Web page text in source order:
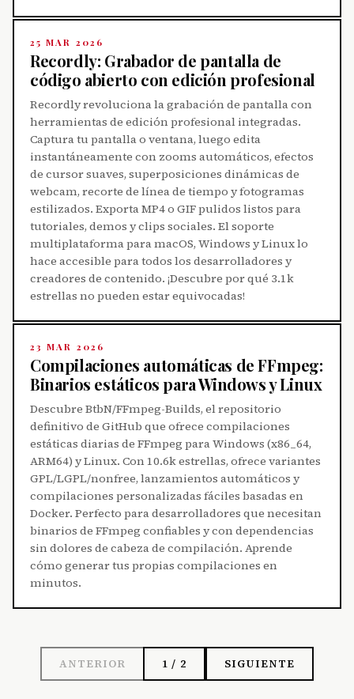
25 MAR 2026
Recordly: Grabador de pantalla de
código abierto con edición profesional
Recordly revoluciona la grabación de pantalla con
herramientas de edición profesional integradas.
Captura tu pantalla o ventana, luego edita
instantáneamente con zooms automáticos, efectos
de cursor suaves, superposiciones dinámicas de
webcam, recorte de línea de tiempo y fotogramas
estilizados. Exporta MP4 o GIF pulidos listos para
tutoriales, demos y clips sociales. El soporte
multiplataforma para macOS, Windows y Linux lo
hace accesible para todos los desarrolladores y
creadores de contenido. ¡Descubre por qué 3.1k
estrellas no pueden estar equivocadas!
23 MAR 2026
Compilaciones automáticas de FFmpeg:
Binarios estáticos para Windows y Linux
Descubre BtbN/FFmpeg-Builds, el repositorio
definitivo de GitHub que ofrece compilaciones
estáticas diarias de FFmpeg para Windows (x86_64,
ARM64) y Linux. Con 10.6k estrellas, ofrece variantes
GPL/LGPL/nonfree, lanzamientos automáticos y
compilaciones personalizadas fáciles basadas en
Docker. Perfecto para desarrolladores que necesitan
binarios de FFmpeg confiables y con dependencias
sin dolores de cabeza de compilación. Aprende
cómo generar tus propias compilaciones en
minutos.
ANTERIOR 1 / 2 SIGUIENTE